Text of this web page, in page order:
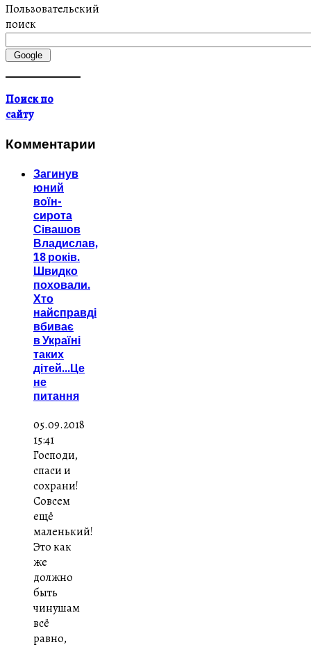
Пользовательский
поиск
Поиск по
сайту
Комментарии
Загинув
юний
воїн-
сирота
Сівашов
Владислав,
18 років.
Швидко
поховали.
Хто
найсправді
вбиває
в Україні
таких
дітей...Це
не
питання
05.09.2018
15:41
Господи,
спаси и
сохрани!
Совсем
ещё
маленький!
Это как
же
должно
быть
чинушам
всё
равно,